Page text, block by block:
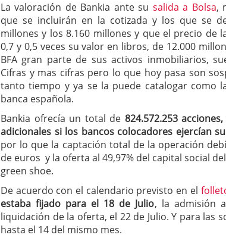
La valoración de Bankia ante su salida a Bolsa,
que se incluirán en la cotizada y los que se
millones y los 8.160 millones y que el precio de
0,7 y 0,5 veces su valor en libros, de 12.000
BFA gran parte de sus activos inmobiliarios,
Cifras y mas cifras pero lo que hoy pasa son
tanto tiempo y ya se la puede catalogar como
banca española.
Bankia ofrecía un total de 824.572.253
adicionales si los bancos colocadores ejercían
por lo que la captación total de la operación
de euros y la oferta al 49,97% del capital social
green shoe.
De acuerdo con el calendario previsto en el
estaba fijado para el 18 de Julio, la admisión
liquidación de la oferta, el 22 de Julio. Y para las
hasta el 14 del mismo mes.